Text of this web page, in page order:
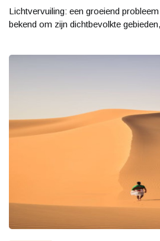
Lichtvervuiling: een groeiend
bekend om zijn dichtbevolkte